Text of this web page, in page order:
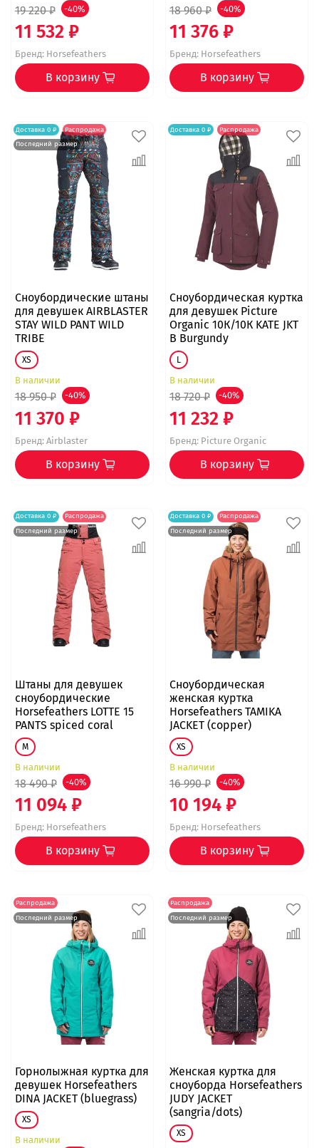
19 220 ₽ -40%
11 532 ₽
Бренд:Horsefeathers
В корзину
18 960 ₽ -40%
11 376 ₽
Бренд:Horsefeathers
В корзину
Доставка 0 ₽
Распродажа
Последний размер
Сноубордические штаны
для девушек AIRBLASTER
STAY WILD PANT WILD
TRIBE
XS
В наличии
18 950 ₽ -40%
11 370 ₽
Бренд:Airblaster
В корзину
Доставка 0 ₽ Распродажа
Сноубордическая куртка
для девушек Picture
Organic 10К/10К KATE JKT
B Burgundy
L
В наличии
18 720 ₽ -40%
11 232 ₽
Бренд:Picture Organic
В корзину
Доставка 0 ₽
Распродажа
Последний размер
Штаны для девушек
сноубордические
Horsefeathers LOTTE 15
PANTS spiced coral
M
В наличии
18 490 ₽ -40%
11 094 ₽
Бренд:Horsefeathers
В корзину
Доставка 0 ₽
Распродажа
Последний размер
Сноубордическая
женская куртка
Horsefeathers TAMIKA
JACKET (copper)
XS
В наличии
16 990 ₽ -40%
10 194 ₽
Бренд:Horsefeathers
В корзину
Распродажа
Последний размер
Горнолыжная куртка для
девушек Horsefeathers
DINA JACKET (bluegrass)
XS
В наличии
Распродажа
Последний размер
Женская куртка для
сноуборда Horsefeathers
JUDY JACKET
(sangria/dots)
XS